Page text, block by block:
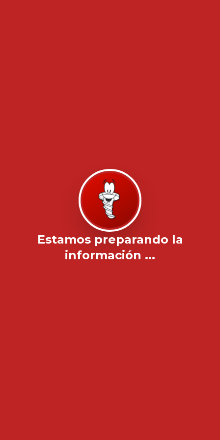
Estamos preparando la
información ...